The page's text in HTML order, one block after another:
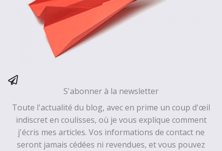
S'abonner à la newsletter
Toute l'actualité du blog, avec en prime un coup d'œil
indiscret en coulisses, où je vous explique comment
j'écris mes articles. Vos informations de contact ne
seront jamais cédées ni revendues, et vous pouvez